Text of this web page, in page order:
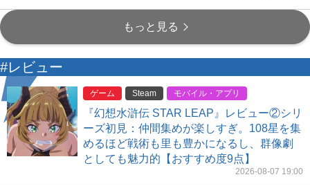
もっと見る
#レビュー
ゲーム Steam モバイル・アプリ
『幻想水滸伝 STAR LEAP』レビュー②シリ
ーズ初見：仲間集めが楽しすぎ。108星を集
めるほど戦術も里も豊かになるし、群像劇
としても魅力的【おすすめ度9点】
2026-08-07 19:00